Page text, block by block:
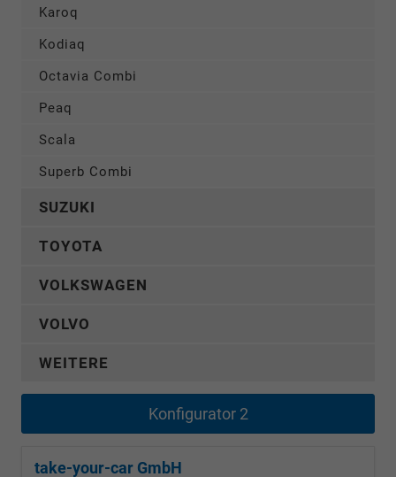
Karoq
Kodiaq
Octavia Combi
Peaq
Scala
Superb Combi
SUZUKI
TOYOTA
VOLKSWAGEN
VOLVO
WEITERE
Konfigurator 2
take-your-car GmbH